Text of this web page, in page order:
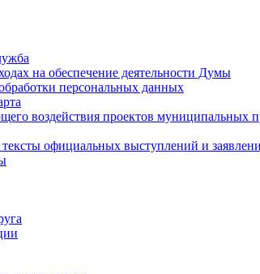
на обеспечение деятельности Думы
персональных данных
воздействия проектов муниципальных
официальных выступлений и